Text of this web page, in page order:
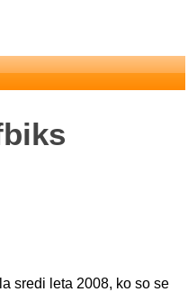
sredi leta 2008, ko so se